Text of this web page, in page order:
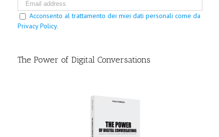
Acconsento al trattamento dei miei dati personali come da
Privacy Policy.
The Power of Digital Conversations